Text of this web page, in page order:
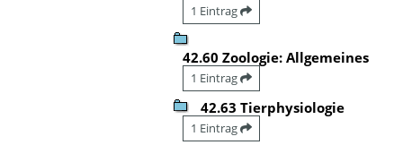
1 Eintrag
42.60 Zoologie: Allgemeines
1 Eintrag
42.63 Tierphysiologie
1 Eintrag